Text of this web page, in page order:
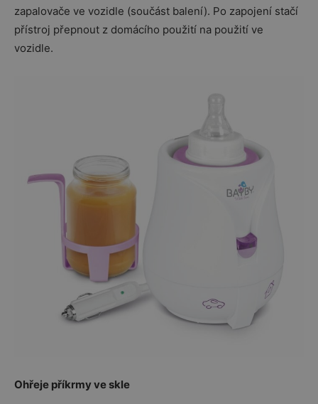
zapalovače ve vozidle (součást balení). Po zapojení stačí
přístroj přepnout z domácího použití na použití ve
vozidle.
Ohřeje příkrmy ve skle